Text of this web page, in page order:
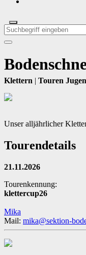
Klettern | Touren
Unser alljährlicher
Tourendetails
21.11.2026
Tourenkennung:
klettercup26
Mika
Mail: mika@sektion-